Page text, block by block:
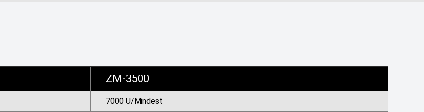
ZM-3500
7000 U/Mindest